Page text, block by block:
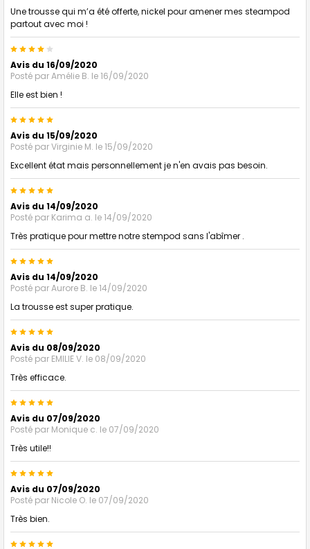
Une trousse qui m’a été offerte, nickel pour amener mes steampod
partout avec moi !
Avis du 16/09/2020
Posté parAmélie B. le 16/09/2020
Elle est bien !
5
Avis du 15/09/2020
Posté parVirginie M. le 15/09/2020
Excellent état mais personnellement je n'en avais pas besoin.
5
Avis du 14/09/2020
Posté par Karima a. le 14/09/2020
Très pratique pour mettre notre stempod sans l'abîmer .
5
Avis du 14/09/2020
Posté parAurore B. le 14/09/2020
La trousse est super pratique.
5
Avis du 08/09/2020
Posté par EMILIE V. le 08/09/2020
Très efficace.
5
Avis du 07/09/2020
Posté par Monique c. le 07/09/2020
Très utile!!
5
Avis du 07/09/2020
Posté par Nicole O. le 07/09/2020
Très bien.
5